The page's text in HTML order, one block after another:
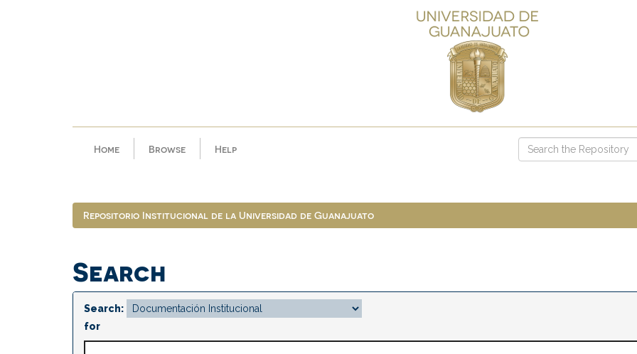
Home Browse Help
Repositorio Institucional de la Universidad de Guanajuato
Search
Search:
for